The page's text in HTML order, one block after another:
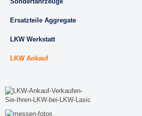
Ersatzteile Aggregate
LKW Werkstatt
LKW Ankauf